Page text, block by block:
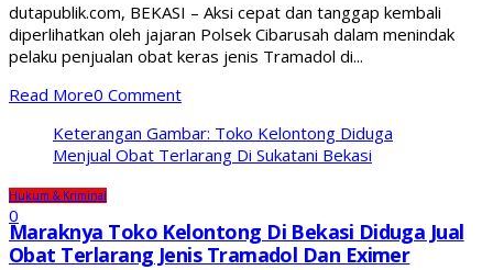
dutapublik.com, BEKASI – Aksi cepat dan tanggap kembali
diperlihatkan oleh jajaran Polsek Cibarusah dalam menindak
pelaku penjualan obat keras jenis Tramadol di...
Read More0 Comment
Keterangan Gambar: Toko Kelontong Diduga
Menjual Obat Terlarang Di Sukatani Bekasi
Hukum & Kriminal
0
Maraknya Toko Kelontong Di Bekasi Diduga Jual
Obat Terlarang Jenis Tramadol Dan Eximer